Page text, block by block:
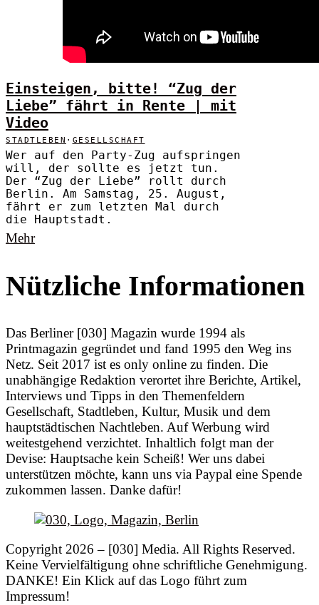
Einsteigen, bitte! “Zug der
Liebe” fährt in Rente | mit
Video
STADTLEBEN · GESELLSCHAFT
Wer auf den Party-Zug aufspringen
will, der sollte es jetzt tun.
Der “Zug der Liebe” rollt durch
Berlin. Am Samstag, 25. August,
fährt er zum letzten Mal durch
die Hauptstadt.
Mehr
Nützliche Informationen
Das Berliner [030] Magazin wurde 1994 als
Printmagazin gegründet und fand 1995 den Weg ins
Netz. Seit 2017 ist es only online zu finden. Die
unabhängige Redaktion verortet ihre Berichte, Artikel,
Interviews und Tipps in den Themenfeldern
Gesellschaft, Stadtleben, Kultur, Musik und dem
hauptstädtischen Nachtleben. Auf Werbung wird
weitestgehend verzichtet. Inhaltlich folgt man der
Devise: Hauptsache kein Scheiß! Wer uns dabei
unterstützen möchte, kann uns via Paypal eine Spende
zukommen lassen. Danke dafür!
Copyright 2026 – [030] Media. All Rights Reserved.
Keine Vervielfältigung ohne schriftliche Genehmigung.
DANKE! Ein Klick auf das Logo führt zum
Impressum!